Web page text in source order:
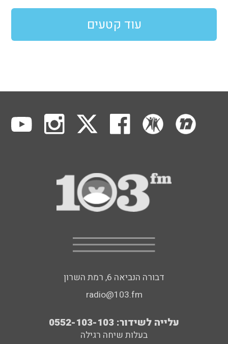
עוד קטעים
דבורה הנביאה 6, רמת השרון
radio@103.fm
עלייה לשידור: 0552-103-103
בעלות שיחה רגילה